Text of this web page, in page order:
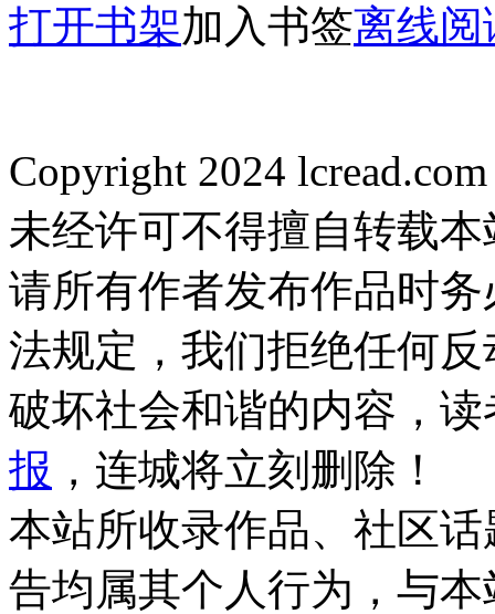
打开书架加入书签离线阅
Copyright 2024
未经许可不得擅自转载
请所有作者发布作品时
法规定，我们拒绝任何
破坏社会和谐的内容，
报 ，连城将立刻删除！
本站所收录作品、社区
告均属其个人行为，与